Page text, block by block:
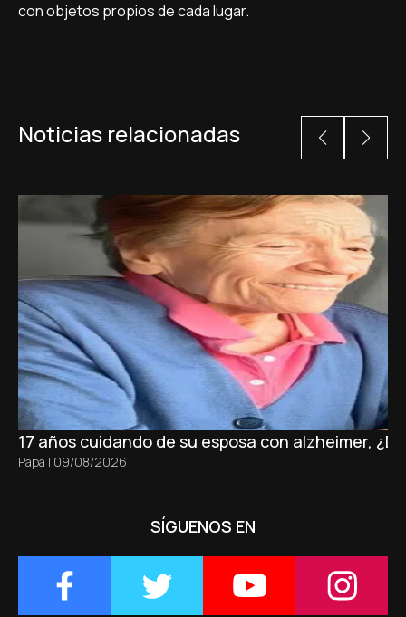
con objetos propios de cada lugar.
Noticias relacionadas
17 años cuidando de su esposa con alzheimer,
Papa | 09/08/2026
SÍGUENOS EN